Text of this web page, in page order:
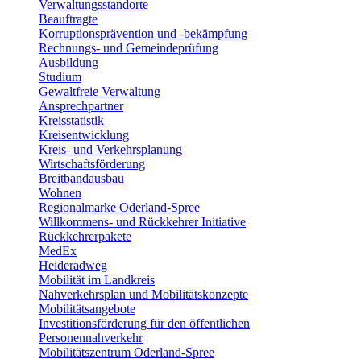
Verwaltungsstandorte
Beauftragte
Korruptionsprävention und -bekämpfung
Rechnungs- und Gemeindeprüfung
Ausbildung
Studium
Gewaltfreie Verwaltung
Ansprechpartner
Kreisstatistik
Kreisentwicklung
Kreis- und Verkehrsplanung
Wirtschaftsförderung
Breitbandausbau
Wohnen
Regionalmarke Oderland-Spree
Willkommens- und Rückkehrer Initiative
Rückkehrerpakete
MedEx
Heideradweg
Mobilität im Landkreis
Nahverkehrsplan und Mobilitätskonzepte
Mobilitätsangebote
Investitionsförderung für den öffentlichen
Personennahverkehr
Mobilitätszentrum Oderland-Spree